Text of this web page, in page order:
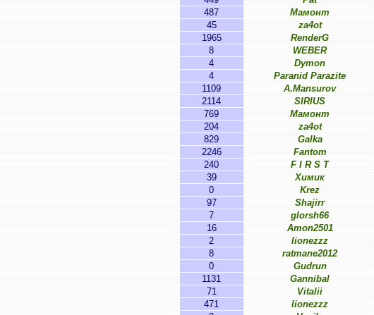
487 Мамонт
45 za4ot
1965 RenderG
8 WEBER
4 Dymon
4 Paranid Parazite
1109 A.Mansurov
2114 SIRIUS
769 Мамонт
204 za4ot
829 Galka
2246 Fantom
240 F I R S T
39 Химик
0 Krez
97 Shajirr
7 glorsh66
16 Amon2501
2 lionezzz
8 ratmane2012
0 Gudrun
1131 Gannibal
71 Vitalii
471 lionezzz